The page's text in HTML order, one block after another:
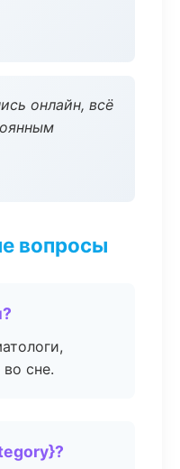
онлайн, всё
вопросы
во сне.